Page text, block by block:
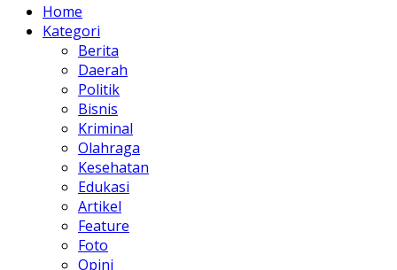
Home
Kategori
Berita
Daerah
Politik
Bisnis
Kriminal
Olahraga
Kesehatan
Edukasi
Artikel
Feature
Foto
Opini